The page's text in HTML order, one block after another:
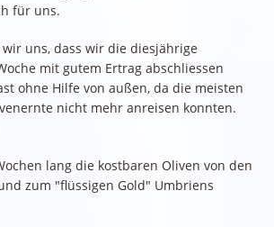
für uns.
uns, dass wir die diesjährige
mit gutem Ertrag abschliessen
ohne Hilfe von außen, da die meisten
nicht mehr anreisen konnten.
lang die kostbaren Oliven von den
zum "flüssigen Gold" Umbriens